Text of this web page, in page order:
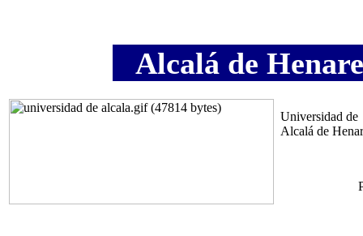
Alcalá de
Universidad de
Alcalá de